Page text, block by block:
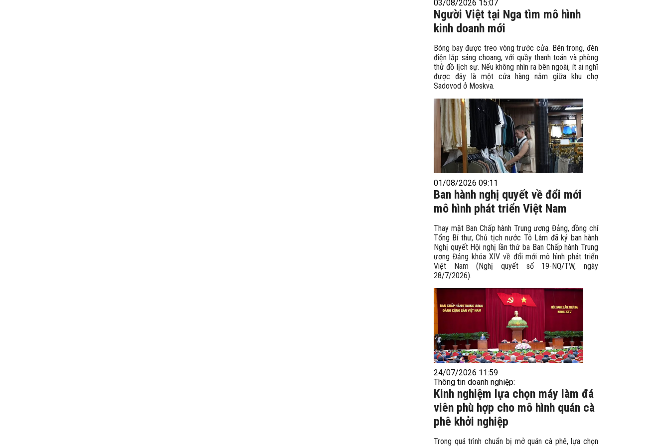
03/08/2026 15:07
Người Việt tại Nga tìm mô hình
kinh doanh mới
Bóng bay được treo vòng trước cửa. Bên trong, đèn
điện lắp sáng choang, với quầy thanh toán và phòng
thử đồ lịch sự. Nếu không nhìn ra bên ngoài, ít ai nghĩ
được đây là một cửa hàng nằm giữa khu chợ
Sadovod ở Moskva.
01/08/2026 09:11
Ban hành nghị quyết về đổi mới
mô hình phát triển Việt Nam
Thay mặt Ban Chấp hành Trung ương Đảng, đồng chí
Tổng Bí thư, Chủ tịch nước Tô Lâm đã ký ban hành
Nghị quyết Hội nghị lần thứ ba Ban Chấp hành Trung
ương Đảng khóa XIV về đổi mới mô hình phát triển
Việt Nam (Nghị quyết số 19-NQ/TW, ngày
28/7/2026).
24/07/2026 11:59
Thông tin doanh nghiệp:
Kinh nghiệm lựa chọn máy làm đá
viên phù hợp cho mô hình quán cà
phê khởi nghiệp
Trong quá trình chuẩn bị mở quán cà phê, lựa chọn